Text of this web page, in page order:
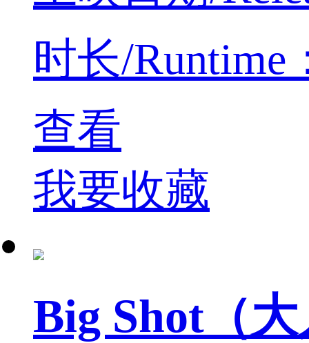
时长/Runtime
查看
我要收藏
Big Shot（